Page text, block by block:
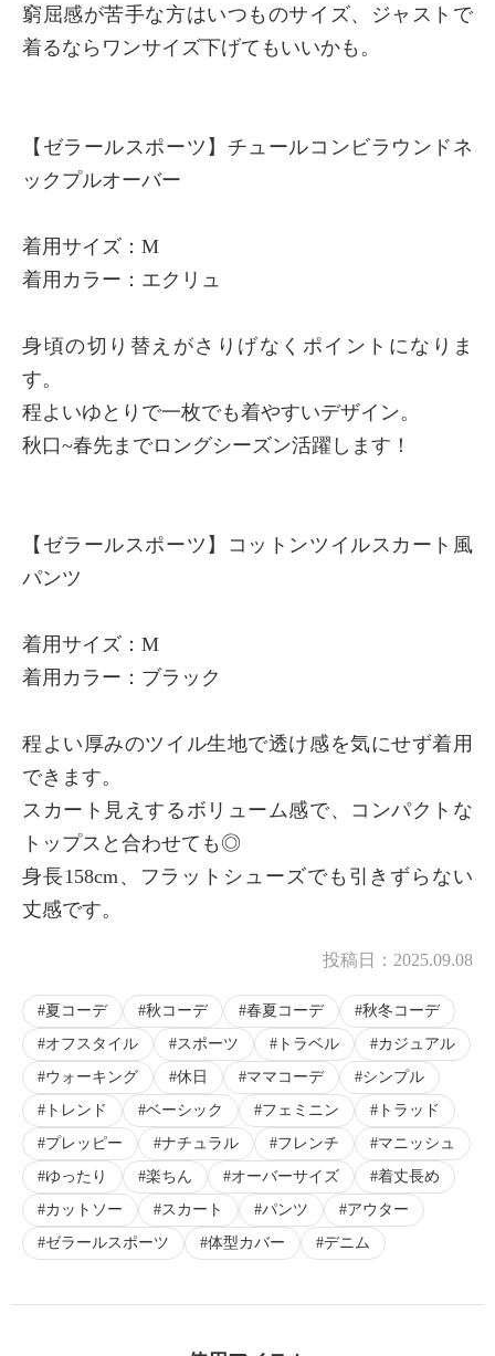
× 商品紹介
窮屈感が苦手な方はいつものサイズ、ジャストで
着るならワンサイズ下げてもいいかも。
【ゼラールスポーツ】チュールコンビラウンドネ
ックプルオーバー
着用サイズ：M
着用カラー：エクリュ
身頃の切り替えがさりげなくポイントになりま
す。
程よいゆとりで一枚でも着やすいデザイン。
秋口~春先までロングシーズン活躍します！
【ゼラールスポーツ】コットンツイルスカート風
パンツ
着用サイズ：M
着用カラー：ブラック
程よい厚みのツイル生地で透け感を気にせず着用
できます。
スカート見えするボリューム感で、コンパクトな
トップスと合わせても◎
身長158cm、フラットシューズでも引きずらない
丈感です。
投稿日： 2025.09.08
夏コーデ 秋コーデ 春夏コーデ
秋冬コーデ
オフスタイル
スポーツ トラベル
カジュアル
ウォーキング
休日 ママコーデ
シンプル
トレンド
ベーシック フェミニン
トラッド
プレッピー
ナチュラル フレンチ
マニッシュ
ゆったり
楽ちん オーバーサイズ
着丈長め
カットソー
スカート パンツ
アウター
ゼラールスポーツ
体型カバー デニム